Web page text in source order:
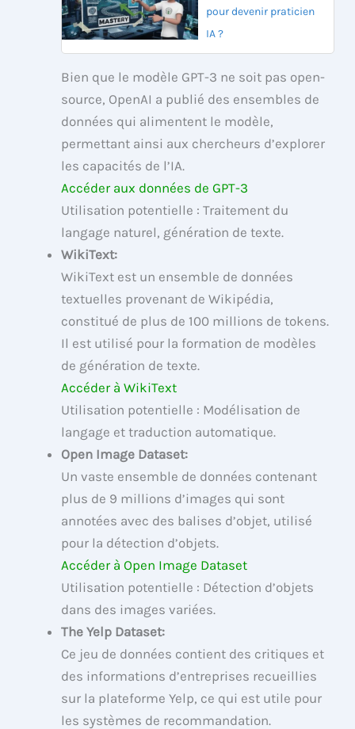
pour devenir praticien
IA ?
Bien que le modèle GPT-3 ne soit pas open-
source, OpenAI a publié des ensembles de
données qui alimentent le modèle,
permettant ainsi aux chercheurs d’explorer
les capacités de l’IA.
Accéder aux données de GPT-3
Utilisation potentielle : Traitement du
langage naturel, génération de texte.
WikiText:
WikiText est un ensemble de données
textuelles provenant de Wikipédia,
constitué de plus de 100 millions de tokens.
Il est utilisé pour la formation de modèles
de génération de texte.
Accéder à WikiText
Utilisation potentielle : Modélisation de
langage et traduction automatique.
Open Image Dataset:
Un vaste ensemble de données contenant
plus de 9 millions d’images qui sont
annotées avec des balises d’objet, utilisé
pour la détection d’objets.
Accéder à Open Image Dataset
Utilisation potentielle : Détection d’objets
dans des images variées.
The Yelp Dataset:
Ce jeu de données contient des critiques et
des informations d’entreprises recueillies
sur la plateforme Yelp, ce qui est utile pour
les systèmes de recommandation.